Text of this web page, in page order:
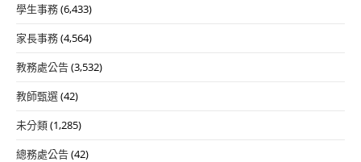
學生事務(6,433)
家長事務(4,564)
教務處公告(3,532)
教師甄選(42)
未分類(1,285)
總務處公告(42)